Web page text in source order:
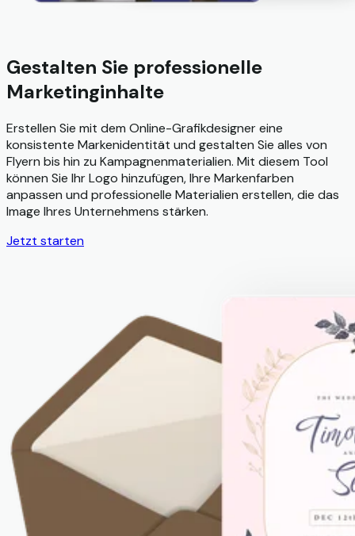
Gestalten Sie professionelle
Marketinginhalte
Erstellen Sie mit dem Online-Grafikdesigner eine
konsistente Markenidentität und gestalten Sie alles von
Flyern bis hin zu Kampagnenmaterialien. Mit diesem Tool
können Sie Ihr Logo hinzufügen, Ihre Markenfarben
anpassen und professionelle Materialien erstellen, die das
Image Ihres Unternehmens stärken.
Jetzt starten